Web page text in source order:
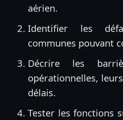
aérien.
Identifier les
communes pouvant
Décrire les
opérationnelles,
délais.
Tester les fonctions